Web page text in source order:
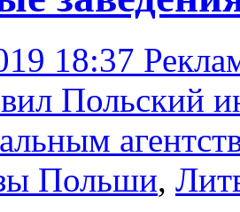
18:37
Польский
Польши,